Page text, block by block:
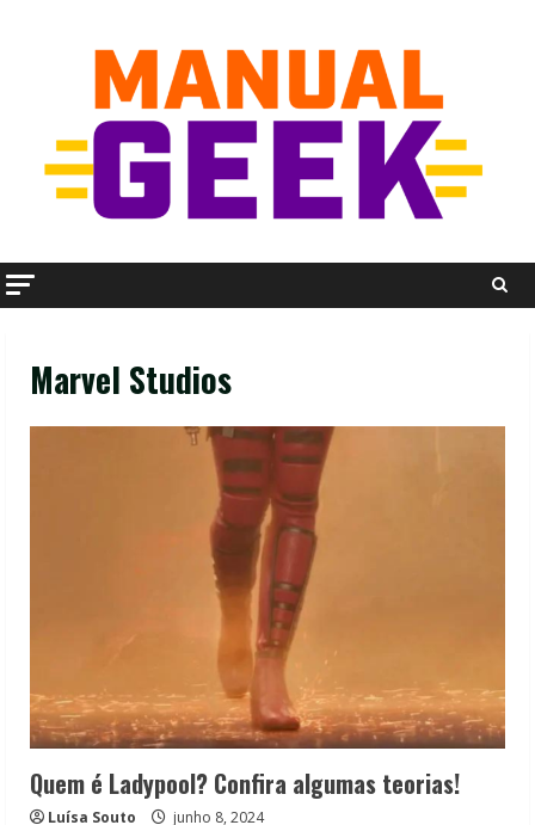
Marvel Studios
Quem é Ladypool? Confira algumas teorias!
Luísa Souto junho 8, 2024